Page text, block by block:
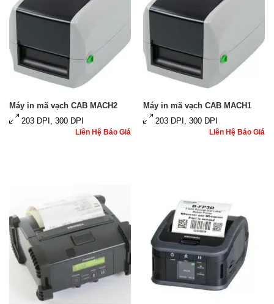
Máy in mã vạch CAB MACH2
203 DPI, 300 DPI
Liên Hệ Báo Giá
Máy in mã vạch CAB MACH1
203 DPI, 300 DPI
Liên Hệ Báo Giá